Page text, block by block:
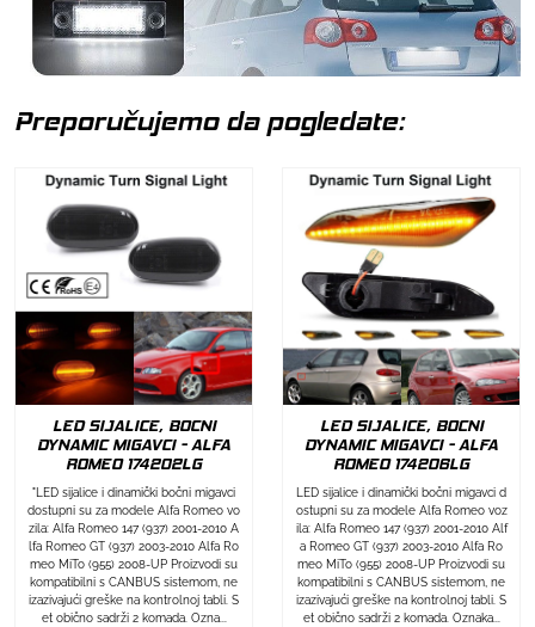
Preporučujemo da pogledate:
LED SIJALICE, BOCNI
DYNAMIC MIGAVCI - ALFA
ROMEO 174202LG
"LED sijalice i dinamički bočni migavci
dostupni su za modele Alfa Romeo vo
zila: Alfa Romeo 147 (937) 2001-2010 A
lfa Romeo GT (937) 2003-2010 Alfa Ro
meo MiTo (955) 2008-UP Proizvodi su
kompatibilni s CANBUS sistemom, ne
izazivajući greške na kontrolnoj tabli. S
et obično sadrži 2 komada. Ozna...
LED SIJALICE, BOCNI
DYNAMIC MIGAVCI - ALFA
ROMEO 174206LG
LED sijalice i dinamički bočni migavci d
ostupni su za modele Alfa Romeo voz
ila: Alfa Romeo 147 (937) 2001-2010 Alf
a Romeo GT (937) 2003-2010 Alfa Ro
meo MiTo (955) 2008-UP Proizvodi su
kompatibilni s CANBUS sistemom, ne
izazivajući greške na kontrolnoj tabli. S
et obično sadrži 2 komada. Oznaka...